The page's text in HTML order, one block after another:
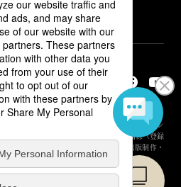
店・電子書籍配信サービスが、著作権者からコン
版配信サービスであることを示す登録商標（登録
詳しくは［ABJマーク］または［電子出版制作・
ださい。